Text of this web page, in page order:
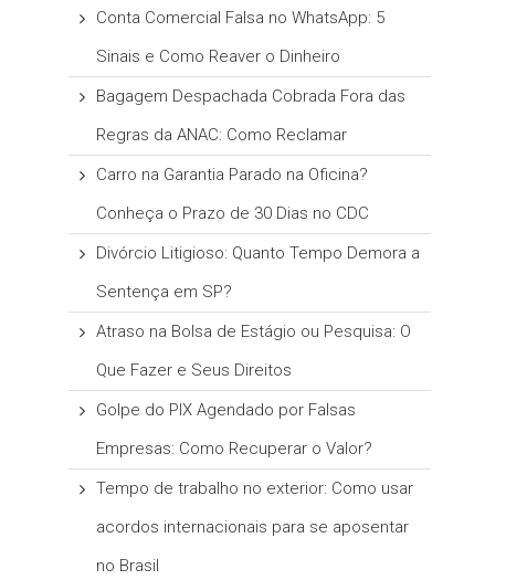
Conta Comercial Falsa no WhatsApp: 5
Sinais e Como Reaver o Dinheiro
Bagagem Despachada Cobrada Fora das
Regras da ANAC: Como Reclamar
Carro na Garantia Parado na Oficina?
Conheça o Prazo de 30 Dias no CDC
Divórcio Litigioso: Quanto Tempo Demora a
Sentença em SP?
Atraso na Bolsa de Estágio ou Pesquisa: O
Que Fazer e Seus Direitos
Golpe do PIX Agendado por Falsas
Empresas: Como Recuperar o Valor?
Tempo de trabalho no exterior: Como usar
acordos internacionais para se aposentar
no Brasil